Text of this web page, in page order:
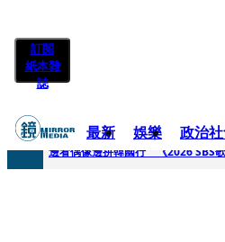
訂閱
紙本雜
誌
最新 娛樂 政治
快訊